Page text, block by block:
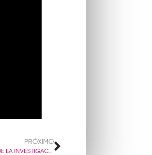
PRÓXIMO
VI JORNADAS DE DIFUSIÓN Y TRANSFERENCIA DE LA INVESTIGACIÓN EN EL DASS-UCSE